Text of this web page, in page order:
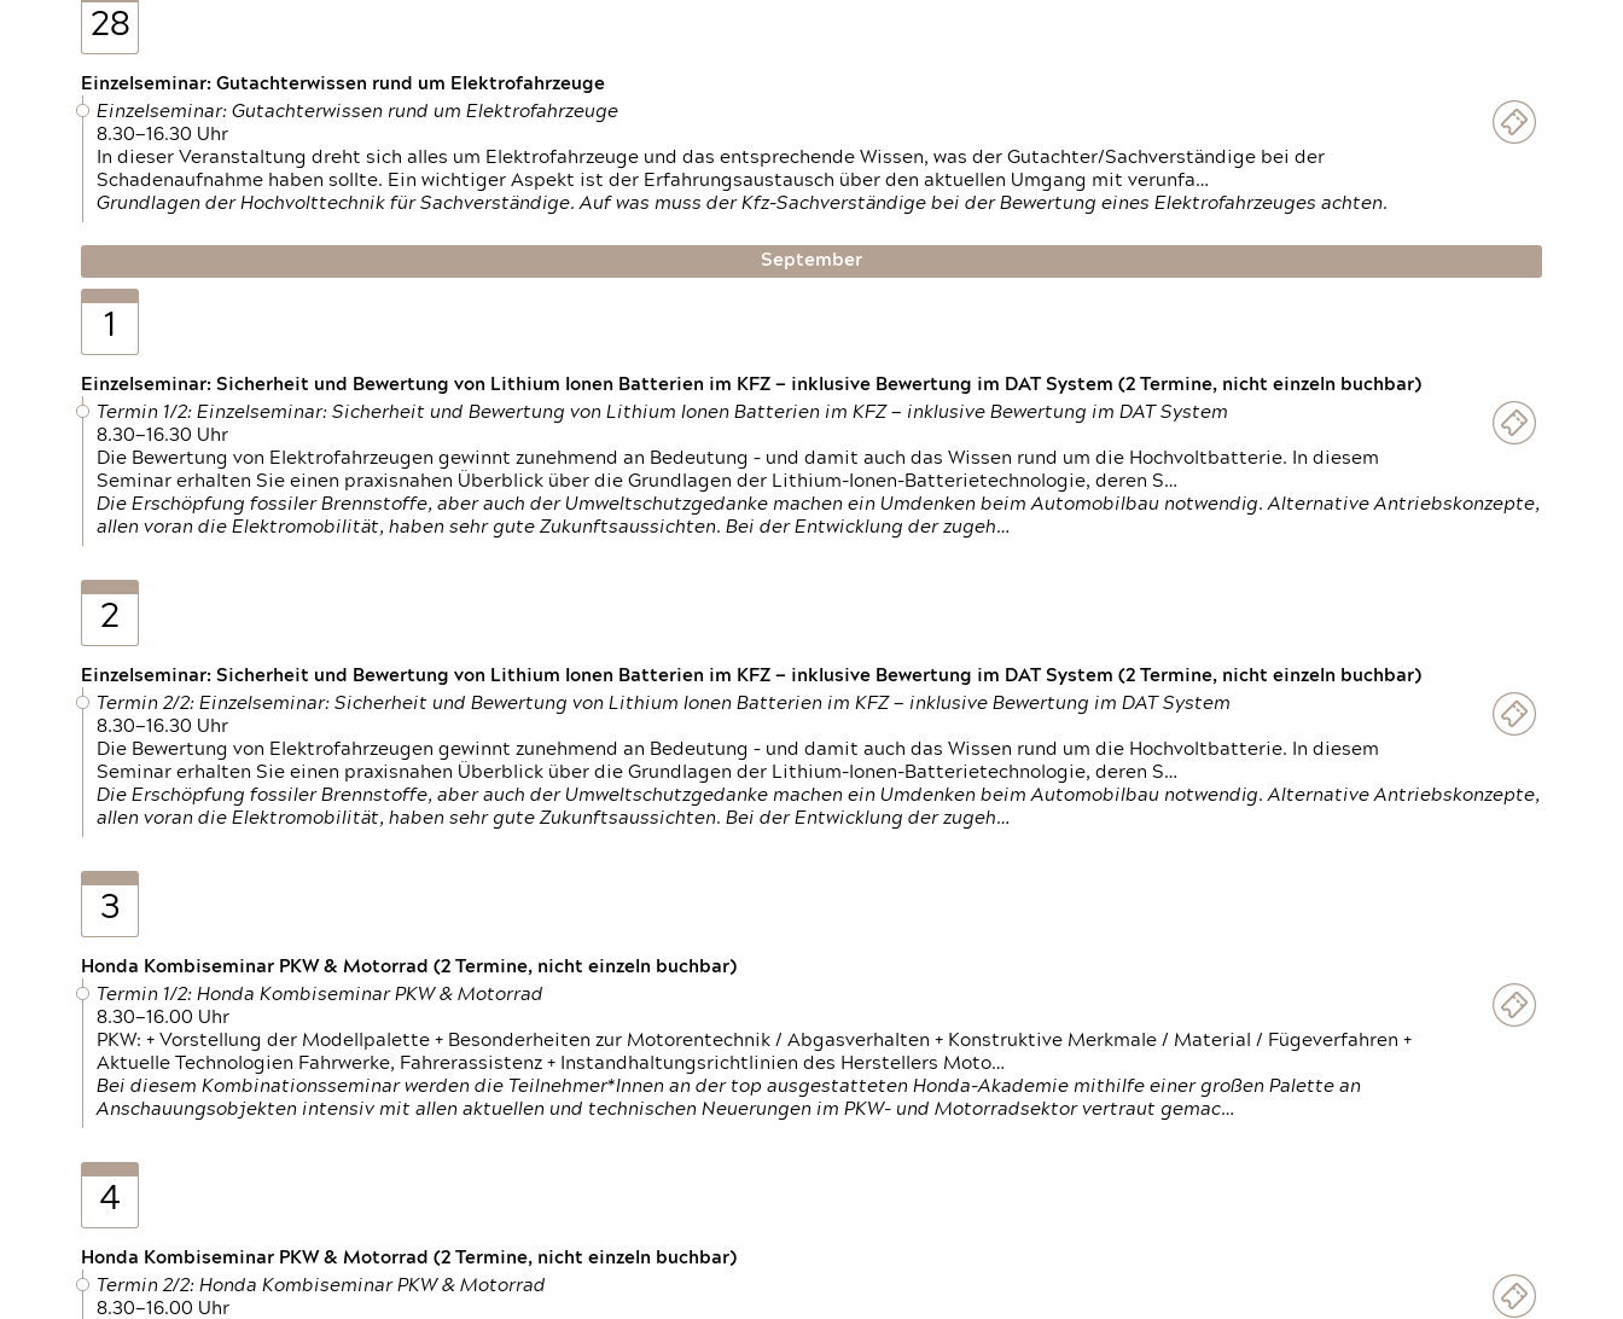
28
Einzelseminar: Gutachterwissen rund um Elektrofahrzeuge
Einzelseminar: Gutachterwissen rund um Elektrofahrzeuge
8.30—16.30 Uhr
In dieser Veranstaltung dreht sich alles um Elektrofahrzeuge und das entsprechende Wissen, was der Gutachter/Sachverständige bei der
Schadenaufnahme haben sollte. Ein wichtiger Aspekt ist der Erfahrungsaustausch über den aktuellen Umgang mit verunfa…
Grundlagen der Hochvolttechnik für Sachverständige. Auf was muss der Kfz-Sachverständige bei der Bewertung eines Elektrofahrzeuges achten.
September
1
Einzelseminar: Sicherheit und Bewertung von Lithium Ionen Batterien im KFZ — inklusive Bewertung im DAT System (2 Termine, nicht einzeln buchbar)
Termin 1/2: Einzelseminar: Sicherheit und Bewertung von Lithium Ionen Batterien im KFZ — inklusive Bewertung im DAT System
8.30—16.30 Uhr
Die Bewertung von Elektrofahrzeugen gewinnt zunehmend an Bedeutung – und damit auch das Wissen rund um die Hochvoltbatterie. In diesem
Seminar erhalten Sie einen praxisnahen Überblick über die Grundlagen der Lithium-Ionen-Batterietechnologie, deren S…
Die Erschöpfung fossiler Brennstoffe, aber auch der Umweltschutzgedanke machen ein Umdenken beim Automobilbau notwendig. Alternative Antriebskonzepte,
allen voran die Elektromobilität, haben sehr gute Zukunftsaussichten. Bei der Entwicklung der zugeh…
2
Einzelseminar: Sicherheit und Bewertung von Lithium Ionen Batterien im KFZ — inklusive Bewertung im DAT System (2 Termine, nicht einzeln buchbar)
Termin 2/2: Einzelseminar: Sicherheit und Bewertung von Lithium Ionen Batterien im KFZ — inklusive Bewertung im DAT System
8.30—16.30 Uhr
Die Bewertung von Elektrofahrzeugen gewinnt zunehmend an Bedeutung – und damit auch das Wissen rund um die Hochvoltbatterie. In diesem
Seminar erhalten Sie einen praxisnahen Überblick über die Grundlagen der Lithium-Ionen-Batterietechnologie, deren S…
Die Erschöpfung fossiler Brennstoffe, aber auch der Umweltschutzgedanke machen ein Umdenken beim Automobilbau notwendig. Alternative Antriebskonzepte,
allen voran die Elektromobilität, haben sehr gute Zukunftsaussichten. Bei der Entwicklung der zugeh…
3
Honda Kombiseminar PKW & Motorrad (2 Termine, nicht einzeln buchbar)
Termin 1/2: Honda Kombiseminar PKW & Motorrad
8.30—16.00 Uhr
PKW: + Vorstellung der Modellpalette + Besonderheiten zur Motorentechnik / Abgasverhalten + Konstruktive Merkmale / Material / Fügeverfahren +
Aktuelle Technologien Fahrwerke, Fahrerassistenz + Instandhaltungsrichtlinien des Herstellers Moto…
Bei diesem Kombinationsseminar werden die Teilnehmer*Innen an der top ausgestatteten Honda-Akademie mithilfe einer großen Palette an
Anschauungsobjekten intensiv mit allen aktuellen und technischen Neuerungen im PKW- und Motorradsektor vertraut gemac…
4
Honda Kombiseminar PKW & Motorrad (2 Termine, nicht einzeln buchbar)
Termin 2/2: Honda Kombiseminar PKW & Motorrad
8.30—16.00 Uhr